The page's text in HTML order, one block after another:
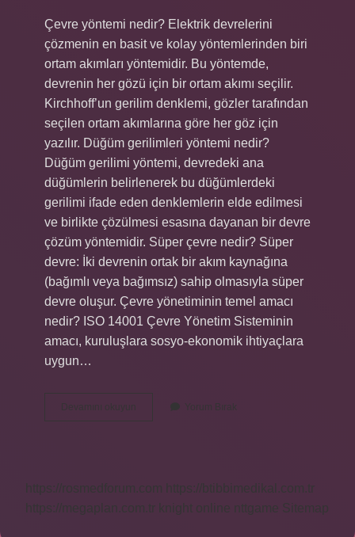
Çevre yöntemi nedir? Elektrik devrelerini
çözmenin en basit ve kolay yöntemlerinden biri
ortam akımları yöntemidir. Bu yöntemde,
devrenin her gözü için bir ortam akımı seçilir.
Kirchhoff’un gerilim denklemi, gözler tarafından
seçilen ortam akımlarına göre her göz için
yazılır. Düğüm gerilimleri yöntemi nedir?
Düğüm gerilimi yöntemi, devredeki ana
düğümlerin belirlenerek bu düğümlerdeki
gerilimi ifade eden denklemlerin elde edilmesi
ve birlikte çözülmesi esasına dayanan bir devre
çözüm yöntemidir. Süper çevre nedir? Süper
devre: İki devrenin ortak bir akım kaynağına
(bağımlı veya bağımsız) sahip olmasıyla süper
devre oluşur. Çevre yönetiminin temel amacı
nedir? ISO 14001 Çevre Yönetim Sisteminin
amacı, kuruluşlara sosyo-ekonomik ihtiyaçlara
uygun…
Devamını okuyun
Akımları
Yorum Bırak
https://rosmedforum.com
https://btibbimedikal.com.tr
https://megaplan.com.tr knight online nttgame Sitemap